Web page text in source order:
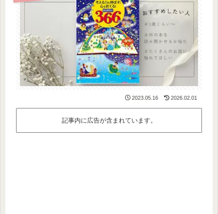
2023.05.16 2026.02.01
記事内に広告が含まれています。